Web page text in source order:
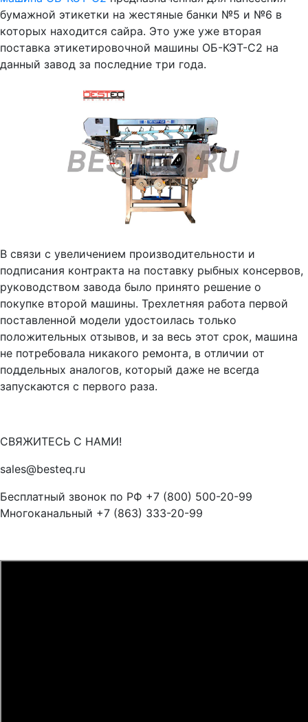
бумажной этикетки на жестяные банки №5 и №6 в
которых находится сайра. Это уже уже вторая
поставка этикетировочной машины ОБ-КЭТ-С2 на
данный завод за последние три года.
В связи с увеличением производительности и
подписания контракта на поставку рыбных консервов,
руководством завода было принято решение о
покупке второй машины. Трехлетняя работа первой
поставленной модели удостоилась только
положительных отзывов, и за весь этот срок, машина
не потребовала никакого ремонта, в отличии от
поддельных аналогов, который даже не всегда
запускаются с первого раза.
СВЯЖИТЕСЬ С НАМИ!
sales@besteq.ru
Бесплатный звонок по РФ +7 (800) 500-20-99
Многоканальный +7 (863) 333-20-99